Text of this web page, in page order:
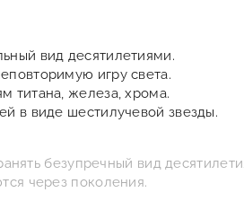
вид десятилетиями.
игру света.
титана, железа, хрома.
в виде шестилучевой звезды.
безупречный вид
через поколения.